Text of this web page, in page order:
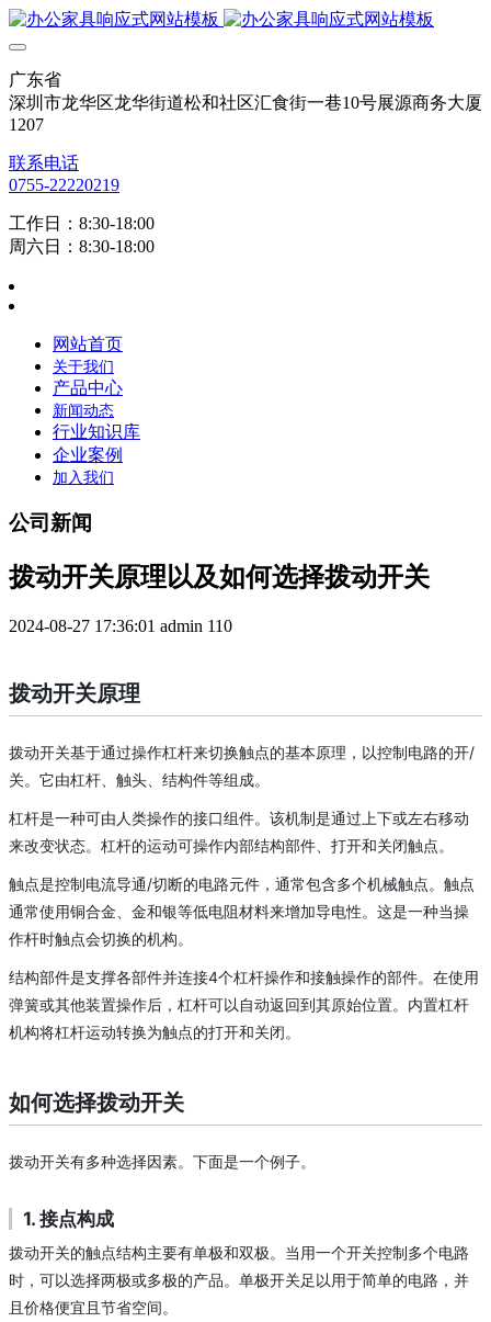
广东省
深圳市龙华区龙华街道松和社区汇食街一巷10号展源商务大厦
1207
联系电话
0755-22220219
工作日：8:30-18:00
周六日：8:30-18:00
网站首页
关于我们
产品中心
新闻动态
行业知识库
企业案例
加入我们
公司新闻
拨动开关原理以及如何选择拨动开关
2024-08-27 17:36:01 admin 110
拨动开关原理
拨动开关基于通过操作杠杆来切换触点的基本原理，以控制电路的开/
关。它由杠杆、触头、结构件等组成。
杠杆是一种可由人类操作的接口组件。该机制是通过上下或左右移动
来改变状态。杠杆的运动可操作内部结构部件、打开和关闭触点。
触点是控制电流导通/切断的电路元件，通常包含多个机械触点。触点
通常使用铜合金、金和银等低电阻材料来增加导电性。这是一种当操
作杆时触点会切换的机构。
结构部件是支撑各部件并连接4个杠杆操作和接触操作的部件。在使用
弹簧或其他装置操作后，杠杆可以自动返回到其原始位置。内置杠杆
机构将杠杆运动转换为触点的打开和关闭。
如何选择拨动开关
拨动开关有多种选择因素。下面是一个例子。
1. 接点构成
拨动开关的触点结构主要有单极和双极。当用一个开关控制多个电路
时，可以选择两极或多极的产品。单极开关足以用于简单的电路，并
且价格便宜且节省空间。